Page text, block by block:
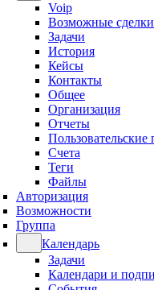
Voip
Возможные сделки
Задачи
История
Кейсы
Контакты
Общее
Организация
Отчеты
Пользовательские
Счета
Теги
Файлы
Авторизация
Возможности
Группа
Календарь
Задачи
Календари и